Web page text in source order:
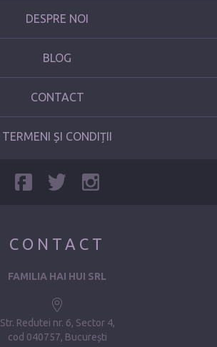
DESPRE NOI
BLOG
CONTACT
TERMENI ȘI CONDIȚII
CONTACT
FAMILIA HAI HUI SRL
Str. Redutei nr. 6, Sector 4
cod 040757, București